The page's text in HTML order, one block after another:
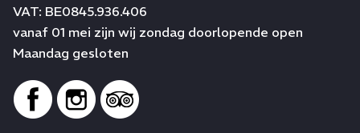
VAT: BE0845.936.406
vanaf 01 mei zijn wij zondag doorlopende open
Maandag gesloten